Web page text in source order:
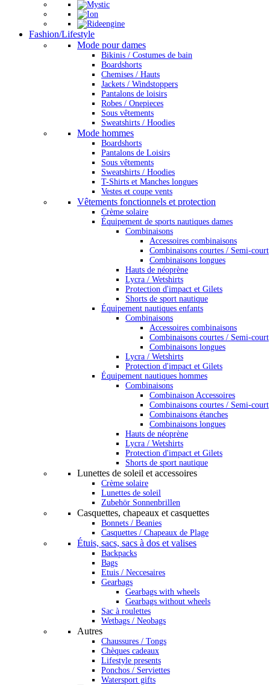
Fashion/Lifestyle
Mode pour dames
Bikinis / Costumes de bain
Boardshorts
Chemises / Hauts
Jackets / Windstoppers
Pantalons de loisirs
Robes / Onepieces
Sous vêtements
Sweatshirts / Hoodies
Mode hommes
Boardshorts
Pantalons de Loisirs
Sous vêtements
Sweatshirts / Hoodies
T-Shirts et Manches longues
Vestes et coupe vents
Vêtements fonctionnels et protection
Crème solaire
Équipement de sports nautiques dames
Combinaisons
Accessoires combinaisons
Combinaisons courtes / Semi-court
Combinaisons longues
Hauts de néoprène
Lycra / Wetshirts
Protection d'impact et Gilets
Shorts de sport nautique
Équipement nautiques enfants
Combinaisons
Accessoires combinaisons
Combinaisons courtes / Semi-court
Combinaisons longues
Lycra / Wetshirts
Protection d'impact et Gilets
Équipement nautiques hommes
Combinaisons
Combinaison Accessoires
Combinaisons courtes / Semi-court
Combinaisons étanches
Combinaisons longues
Hauts de néoprène
Lycra / Wetshirts
Protection d'impact et Gilets
Shorts de sport nautique
Lunettes de soleil et accessoires
Crème solaire
Lunettes de soleil
Zubehör Sonnenbrillen
Casquettes, chapeaux et casquettes
Bonnets / Beanies
Casquettes / Chapeaux de Plage
Étuis, sacs, sacs à dos et valises
Backpacks
Bags
Etuis / Neccesaires
Gearbags
Gearbags with wheels
Gearbags without wheels
Sac à roulettes
Wetbags / Neobags
Autres
Chaussures / Tongs
Chèques cadeaux
Lifestyle presents
Ponchos / Serviettes
Watersport gifts